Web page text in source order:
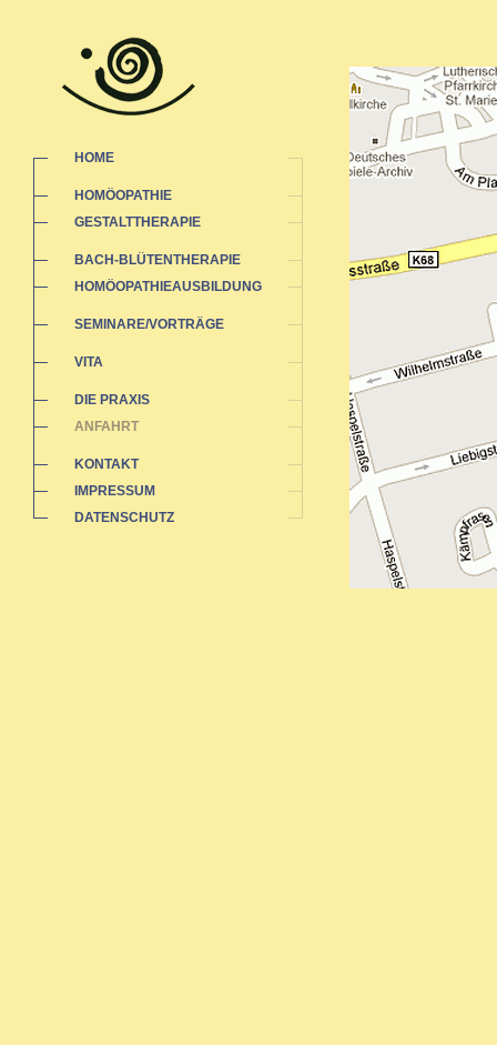
HOME
HOMÖOPATHIE
GESTALTTHERAPIE
BACH-BLÜTENTHERAPIE
HOMÖOPATHIEAUSBILDUNG
SEMINARE/VORTRÄGE
VITA
DIE PRAXIS
ANFAHRT
KONTAKT
IMPRESSUM
DATENSCHUTZ